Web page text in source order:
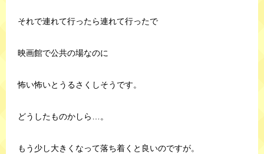
それで連れて行ったら連れて行ったで
映画館で公共の場なのに
怖い怖いとうるさくしそうです。
どうしたものかしら…。
もう少し大きくなって落ち着くと良いのですが。